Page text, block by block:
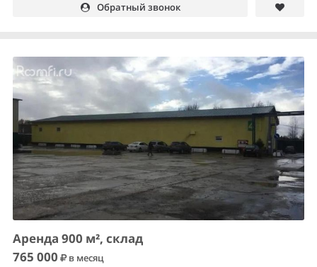
Обратный звонок
Аренда 900 м², склад
765 000
в месяц